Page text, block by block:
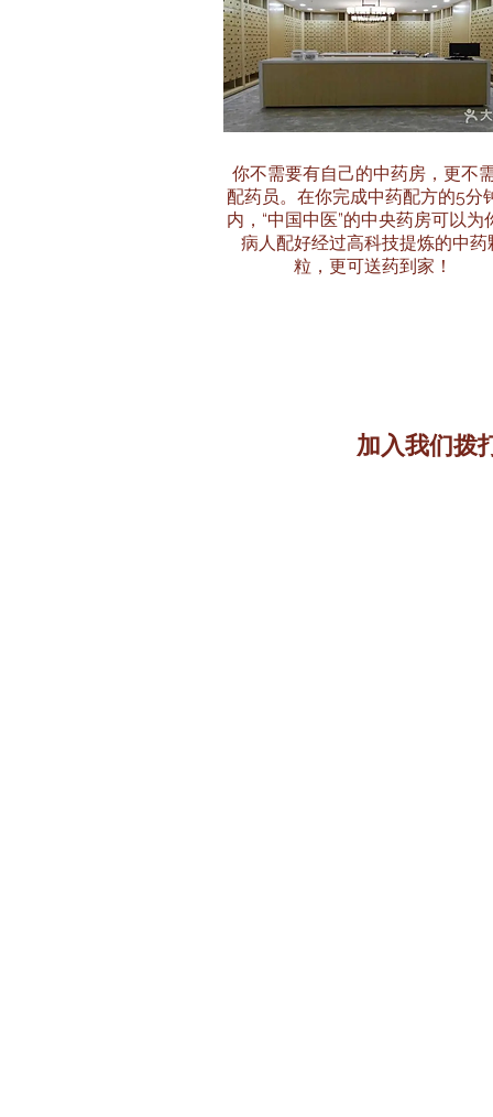
你不需要有自己的中药房，更不
配药员。在你完成中药配方的5分
内，“中国中医”的中央药房可以为
病人配好经过高科技提炼的中药
粒，更可送药到家！
加入我们拨